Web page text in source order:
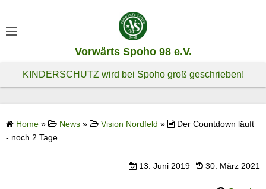
Vorwärts Spoho 98 e.V.
KINDERSCHUTZ wird bei Spoho groß geschrieben!
Home » News » Vision Nordfeld »
Der Countdown läuft
- noch 2 Tage
13. Juni 2019 30. März 2021